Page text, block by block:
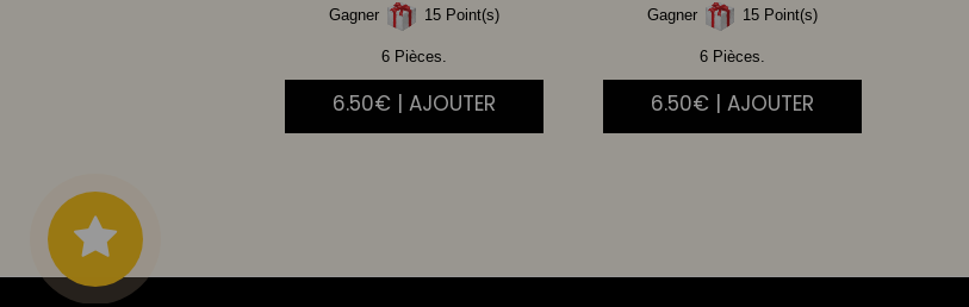
Gagner 15 Point(s)
6 Pièces.
6.50€ | AJOUTER
Gagner 15 Point(s)
6 Pièces.
6.50€ | AJOUTER